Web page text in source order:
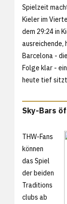
Spielzeit
Kieler im
dem 29:24 in
ausreichende,
Barcelona -
Folge klar -
heute tief
Sky-Bars
THW-Fans
können
das Spiel
der beiden
Traditions
clubs ab